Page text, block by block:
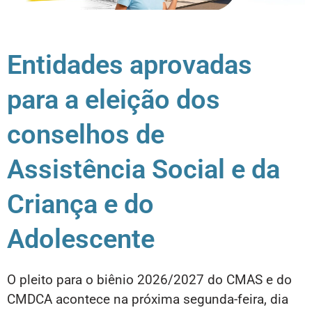
Entidades aprovadas
para a eleição dos
conselhos de
Assistência Social e da
Criança e do
Adolescente
O pleito para o biênio 2026/2027 do CMAS e do
CMDCA acontece na próxima segunda-feira, dia